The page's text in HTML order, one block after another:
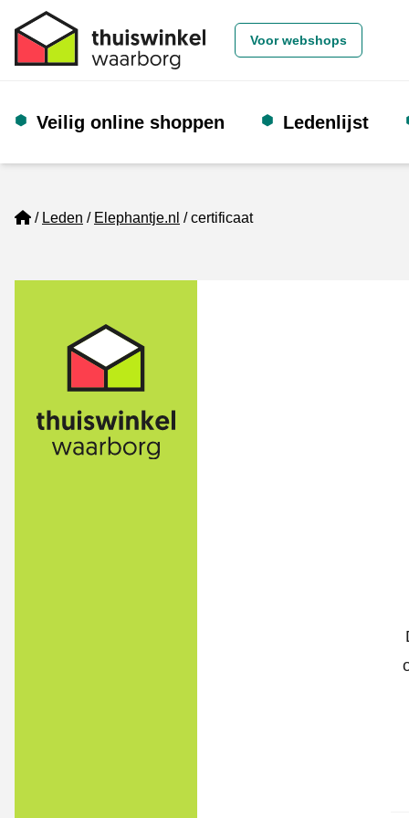
Voor webshops
Veilig online shoppen Ledenlijst
Home
Leden Elephantje.nl certificaat